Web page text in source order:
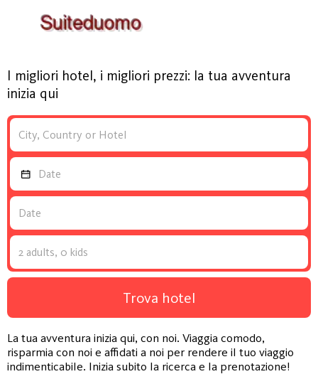
I migliori hotel, i migliori prezzi: la tua avventura
inizia qui
Trova hotel
La tua avventura inizia qui, con noi. Viaggia comodo,
risparmia con noi e affidati a noi per rendere il tuo viaggio
indimenticabile. Inizia subito la ricerca e la prenotazione!